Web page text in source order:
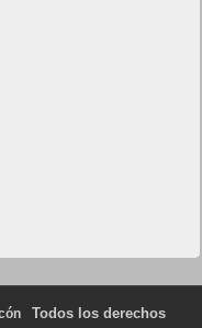
Todos los derechos